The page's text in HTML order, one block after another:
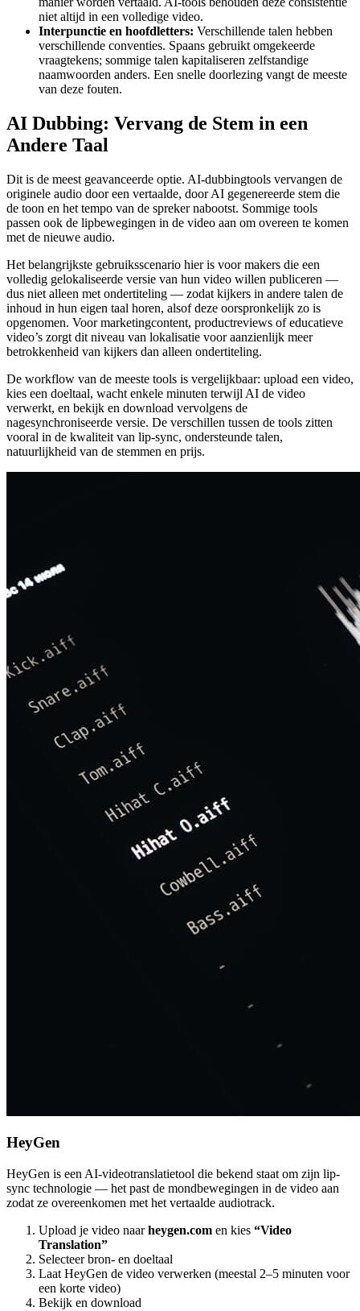
niet altijd in een volledige video.
Interpunctie en hoofdletters: Verschillende talen hebben
verschillende conventies. Spaans gebruikt omgekeerde
vraagtekens; sommige talen kapitaliseren zelfstandige
naamwoorden anders. Een snelle doorlezing vangt de meeste
van deze fouten.
AI Dubbing: Vervang de Stem in een
Andere Taal
Dit is de meest geavanceerde optie. AI-dubbingtools vervangen de
originele audio door een vertaalde, door AI gegenereerde stem die
de toon en het tempo van de spreker nabootst. Sommige tools
passen ook de lipbewegingen in de video aan om overeen te komen
met de nieuwe audio.
Het belangrijkste gebruiksscenario hier is voor makers die een
volledig gelokaliseerde versie van hun video willen publiceren —
dus niet alleen met ondertiteling — zodat kijkers in andere talen de
inhoud in hun eigen taal horen, alsof deze oorspronkelijk zo is
opgenomen. Voor marketingcontent, productreviews of educatieve
video’s zorgt dit niveau van lokalisatie voor aanzienlijk meer
betrokkenheid van kijkers dan alleen ondertiteling.
De workflow van de meeste tools is vergelijkbaar: upload een video,
kies een doeltaal, wacht enkele minuten terwijl AI de video
verwerkt, en bekijk en download vervolgens de
nagesynchroniseerde versie. De verschillen tussen de tools zitten
vooral in de kwaliteit van lip-sync, ondersteunde talen,
natuurlijkheid van de stemmen en prijs.
HeyGen
HeyGen is een AI-videotranslatietool die bekend staat om zijn lip-
sync technologie — het past de mondbewegingen in de video aan
zodat ze overeenkomen met het vertaalde audiotrack.
Upload je video naarheygen.com en kies “Video
Translation”
Selecteer bron- en doeltaal
Laat HeyGen de video verwerken (meestal 2–5 minuten voor
een korte video)
Bekijk en download